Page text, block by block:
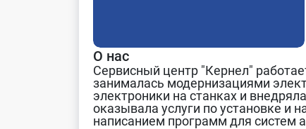
О нас
Сервисный центр "Кернел"
занималась модернизациями
электроники на станках и
оказывала услуги по установке и
написанием программ для систем